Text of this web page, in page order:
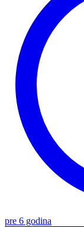
pre 6 godina